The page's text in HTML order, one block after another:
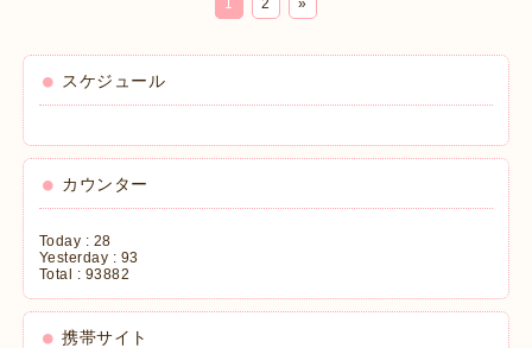
スケジュール
カウンター
Today : 28
Yesterday : 93
Total : 93882
携帯サイト